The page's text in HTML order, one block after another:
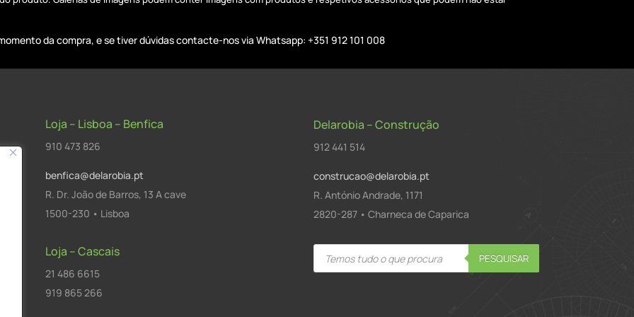
da compra, e se tiver dúvidas contacte-nos via Whatsapp: +351 912 101 008
Loja – Lisboa – Benfica
910 473 826
benfica@delarobia.pt
R. Dr. João de Barros, 13 A cave
1500-230 • Lisboa
Loja – Cascais
21 486 6615
919 865 266
Delarobia – Construção
912 441 514
construcao@delarobia.pt
R. António Andrade, 1171
2820-287 • Charneca de Caparica
Products
search PESQUISAR